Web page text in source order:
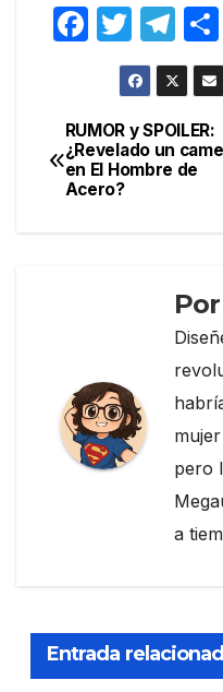
F
e
b
o
T
w
itt
er
T
el
e
gr
a
de
RUMOR y SPOILER:
¿Revelado un
en El Hombre de
Acero?
Por
pero
a
Entrada